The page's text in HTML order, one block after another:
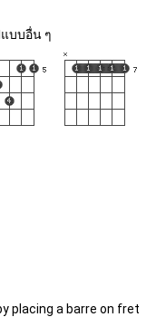
บบอื่น ๆ
placing a barre on fret